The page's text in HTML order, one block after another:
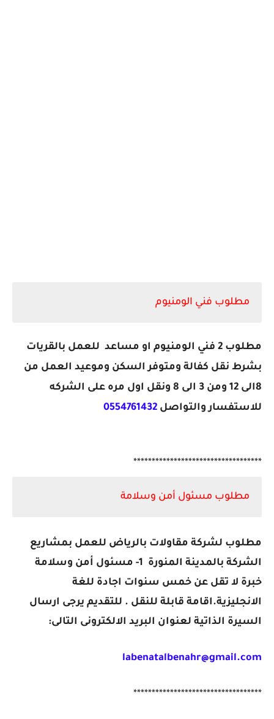
مطلوب فني الومنيوم
مطلوب 2 فني الومنيوم او مساعد للعمل بالقريات
بشرط نقل كفالة ومتوفر السكن وموعيد العمل من
8الى 12 ومن 3 الى 8 ونقل اول مره على الشركه
للاستفسار والتواصل 0554761432
***********************************
مطلوب مسئول أمن وسلامة
مطلوب لشركة مقاولات بالرياض للعمل بمشاريع
الشركة بالمدينة المنورة 1- مسئول أمن وسلامة
خبرة لا تقل عن خمس سنوات اجادة للغة
الانجليزية.اقامة قابلة للنقل . للتقديم يرجى ارسال
السيرة الذاتية لعنوان البريد الالكترونى التالى:
labenatalbenahr@gmail.com
***********************************